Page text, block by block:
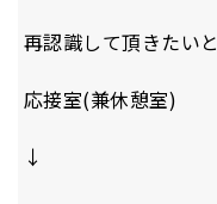
再認識して頂きたい
応接室(兼休憩室)
↓